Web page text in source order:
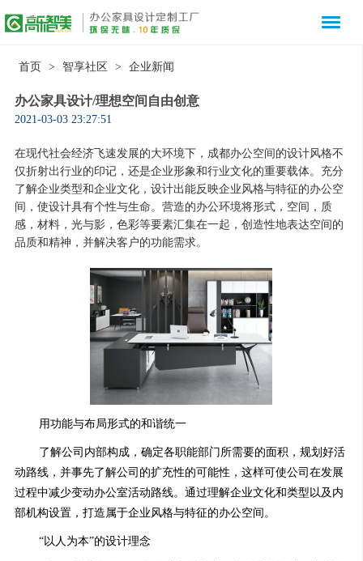
首页 > 智享社区 > 企业新闻
办公家具设计/理想空间自由创意
2021-03-03 23:27:51
在现代社会经济飞速发展的大环境下，成都办公空间的设计风格不
仅折射出行业的印记，还是企业形象和行业文化的重要载体。充分
了解企业类型和企业文化，设计出能反映企业风格与特征的办公空
间，使设计具有个性与生命。营造的办公环境将形式，空间，质
感，材料，光与影，色彩等要素汇集在一起，创造性地表达空间的
品质和精神，并解决客户的功能需求。
用功能与布局形式的和谐统一
了解公司内部构成，确定各职能部门所需要的面积，规划好活
动路线，并事先了解公司的扩充性的可能性，这样可使公司在发展
过程中减少变动办公室活动路线。通过理解企业文化和类型以及内
部机构设置，打造属于企业风格与特征的办公空间。
“以人为本”的设计理念